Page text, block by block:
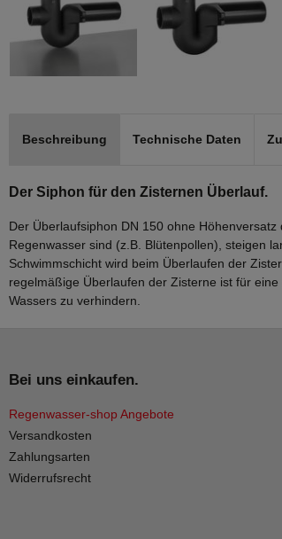
Beschreibung Technische Daten
Der Siphon für den Zisternen Überlauf.
Der Überlaufsiphon DN 150 ohne
Regenwasser sind (z.B. Blütenpollen), steigen
Schwimmschicht wird beim Überlaufen der
regelmäßige Überlaufen der Zisterne ist für
Wassers zu verhindern.
Bei uns einkaufen.
Regenwasser-shop Angebote
Versandkosten
Zahlungsarten
Widerrufsrecht